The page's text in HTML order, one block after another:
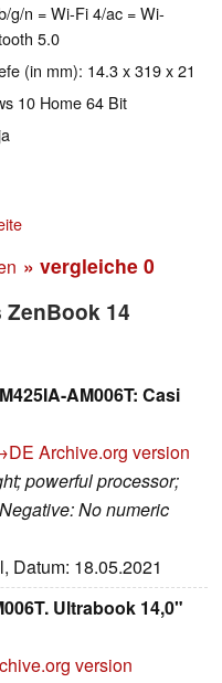
g/n = Wi-Fi 4/ac = Wi-
5.0
(in mm): 14.3 x 319 x 21
10 Home 64 Bit
» vergleiche 0
14
AM006T: Casi
Archive.org version
powerful processor;
No numeric
Datum: 18.05.2021
Ultrabook 14,0"
version